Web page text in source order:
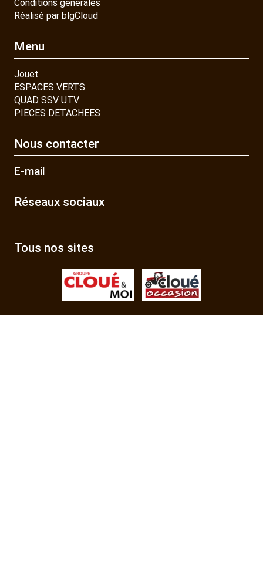
Conditions générales
Réalisé par blgCloud
Menu
Jouet
ESPACES VERTS
QUAD SSV UTV
PIECES DETACHEES
Nous contacter
E-mail
Réseaux sociaux
Tous nos sites